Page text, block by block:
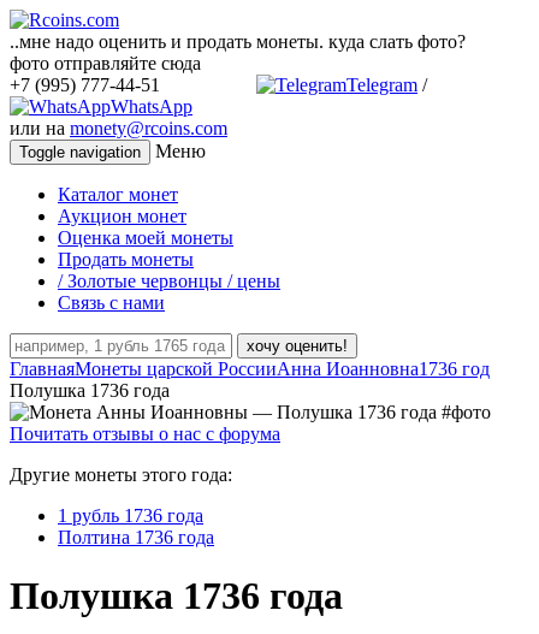
..мне надо оценить и продать монеты. куда слать фото?
фото отправляйте сюда
+7 (995) 777-44-51
Telegram /
WhatsApp
или на monety@rcoins.com
Toggle navigation Меню
Каталог монет
Аукцион монет
Оценка моей монеты
Продать монеты
/ Золотые червонцы / цены
Связь с нами
хочу оценить!
ГлавнаяМонеты царской РоссииАнна Иоанновна1736 год
Полушка 1736 года
Почитать отзывы о нас с форума
Другие монеты этого года:
1 рубль 1736 года
Полтина 1736 года
Полушка 1736 года